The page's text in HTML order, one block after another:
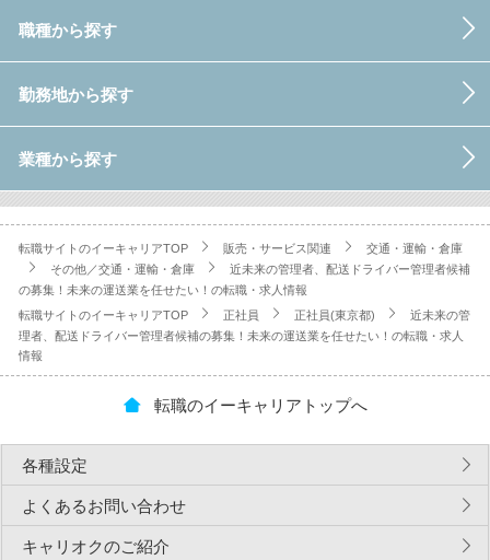
職種から探す
勤務地から探す
業種から探す
転職サイトのイーキャリアTOP 販売・サービス関連
交通・運輸・倉庫
その他／交通・運輸・倉庫
近未来の管理者、配送ドライバー管理者候補
の募集！未来の運送業を任せたい！の転職・求人情報
転職サイトのイーキャリアTOP
正社員 正社員(東京都)
近未来の管
理者、配送ドライバー管理者候補の募集！未来の運送業を任せたい！の転職・求人
情報
転職のイーキャリアトップへ
各種設定
よくあるお問い合わせ
キャリオクのご紹介